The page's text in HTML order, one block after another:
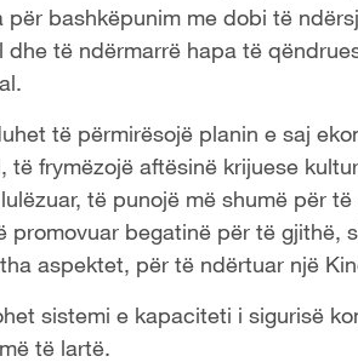
bashkëpunim me dobi të
dhe të ndërmarrë hapa të
të përmirësojë planin e saj
të frymëzojë aftësinë krijuese
të punojë më shumë për
promovuar begatinë për të gjithë,
aspektet, për të ndërtuar një
sistemi e kapaciteti i sigurisë
të lartë.